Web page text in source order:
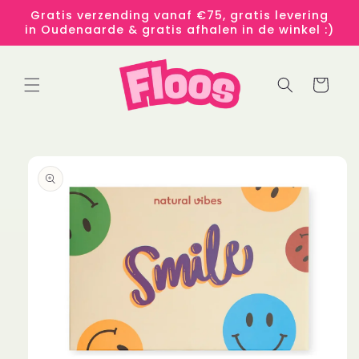
naar de
content
Gratis verzending vanaf €75, gratis levering
in Oudenaarde & gratis afhalen in de winkel :)
Winkelwagen